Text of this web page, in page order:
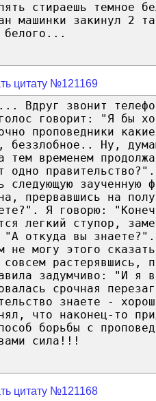
стираешь темное
машинки закинул 2
белого...
цитату №121169
Вдруг звонит
говорит: "Я бы
проповедники
беззлобное.. Ну,
тем временем
одно
следующую
прервавшись на
Я говорю:
легкий ступор,
"А откуда вы
не могу этого
совсем
задумчиво: "И я
срочная
знаете -
что наконец-то
борьбы с
сила!!!
цитату №121168